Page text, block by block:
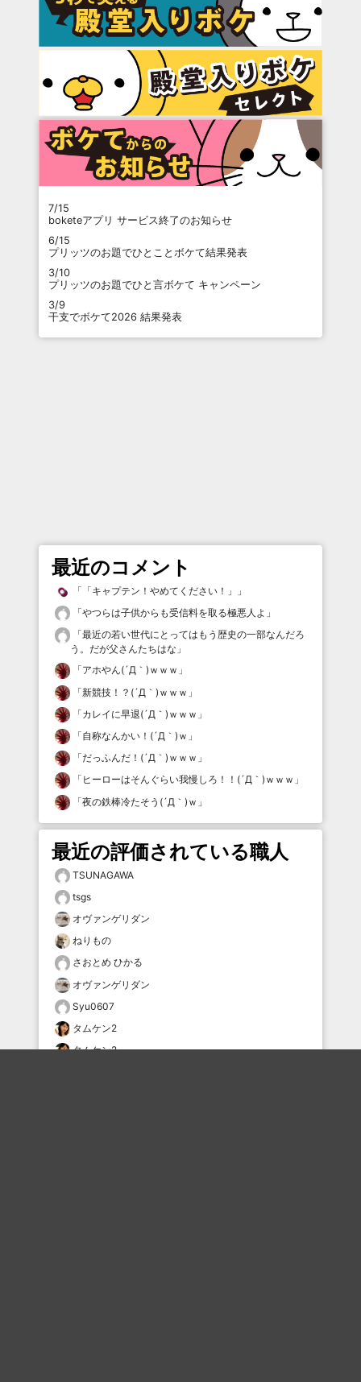
7/15
boketeアプリ サービス終了のお知らせ
6/15
プリッツのお題でひとことボケて結果発表
3/10
プリッツのお題でひと言ボケて キャンペーン
3/9
干支でボケて2026 結果発表
最近のコメント
「 「キャプテン！やめてください！」
」
「やつらは子供からも受信料を取る極悪人よ 」
「最近の若い世代にとってはもう歴史の一部なんだろ
う。だが父さんたちはな 」
「アホやん(´Д｀)ｗｗｗ 」
「新競技！？(´Д｀)ｗｗｗ 」
「カレイに早退(´Д｀)ｗｗｗ 」
「自称なんかい！(´Д｀)ｗ 」
「だっふんだ！(´Д｀)ｗｗｗ 」
「 ヒーローはそんぐらい我慢しろ！！(´Д｀)ｗｗｗ 」
「夜の鉄棒冷たそう(´Д｀)ｗ 」
最近の評価されている職人
TSUNAGAWA
tsgs
オヴァンゲリダン
ねりもの
さおとめ ひかる
オヴァンゲリダン
Syu0607
タムケン2
タムケン2